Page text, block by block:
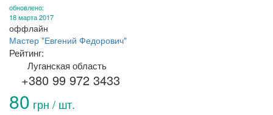
обновлено:
18 марта 2017
оффлайн
Мастер "Евгений Федорович"
Рейтинг:
Луганская область
+380 99 972 3433
80 грн / шт.